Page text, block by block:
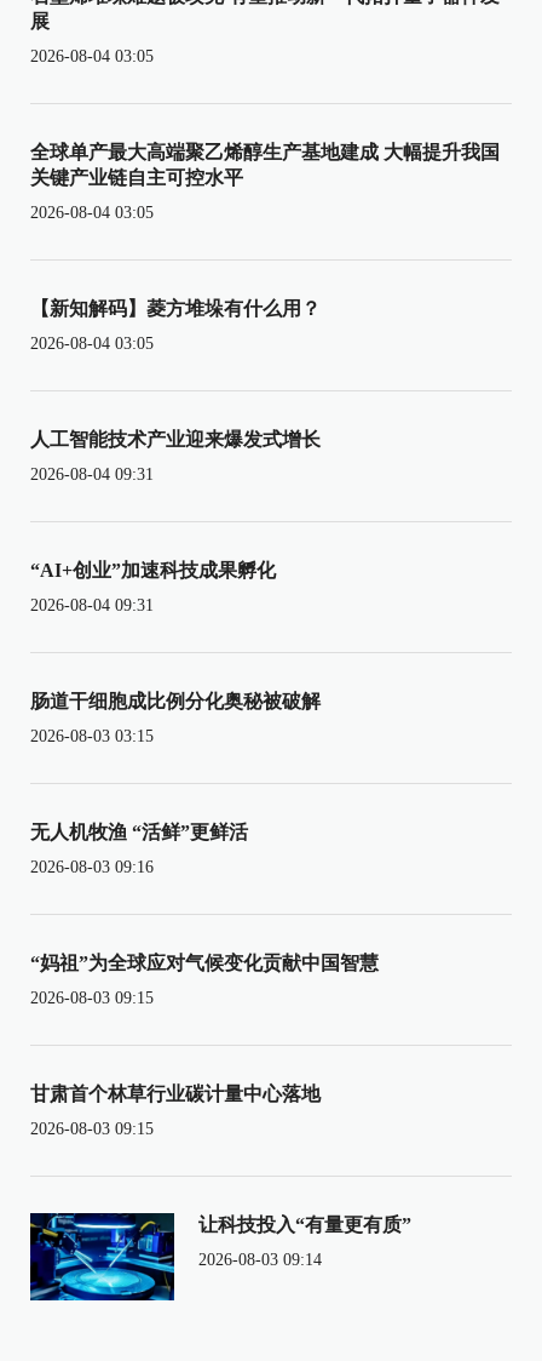
展
2026-08-04 03:05
全球单产最大高端聚乙烯醇生产基地建成 大幅提升我国
关键产业链自主可控水平
2026-08-04 03:05
【新知解码】菱方堆垛有什么用？
2026-08-04 03:05
人工智能技术产业迎来爆发式增长
2026-08-04 09:31
“AI+创业”加速科技成果孵化
2026-08-04 09:31
肠道干细胞成比例分化奥秘被破解
2026-08-03 03:15
无人机牧渔 “活鲜”更鲜活
2026-08-03 09:16
“妈祖”为全球应对气候变化贡献中国智慧
2026-08-03 09:15
甘肃首个林草行业碳计量中心落地
2026-08-03 09:15
让科技投入“有量更有质”
2026-08-03 09:14